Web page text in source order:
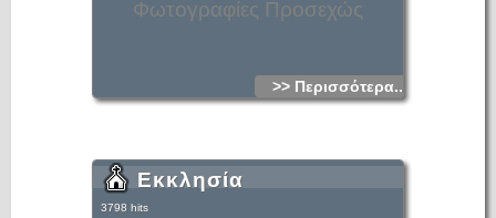
Φωτογραφίες Προσεχώς
>> Περισσότερα...
Εκκλησία
3798 hits